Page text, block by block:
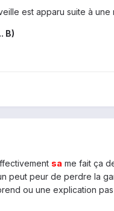
est apparu suite à une
B)
sa me fait ça
peut peur de perdre la
ou une explication